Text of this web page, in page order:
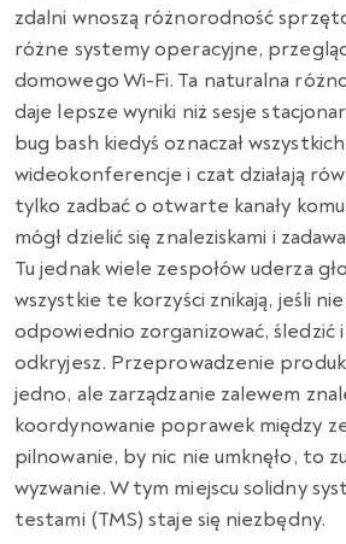
zdalni wnoszą różnorodność
różne systemy operacyjne,
domowego Wi-Fi. Ta naturalna
daje lepsze wyniki niż sesje
bug bash kiedyś oznaczał
wideokonferencje i czat działają
tylko zadbać o otwarte kanały
mógł dzielić się znaleziskami i
Tu jednak wiele zespołów uderza
wszystkie te korzyści znikają, jeśli
odpowiednio zorganizować,
odkryjesz. Przeprowadzenie
jedno, ale zarządzanie zalewem
koordynowanie poprawek między
pilnowanie, by nic nie umknęło, to
wyzwanie. W tym miejscu solidny
testami (TMS) staje się niezbędny.